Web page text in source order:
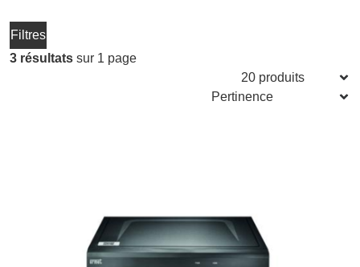
Filtres
3 résultats sur 1 page